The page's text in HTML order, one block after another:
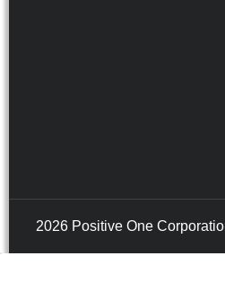
2026 Positive One